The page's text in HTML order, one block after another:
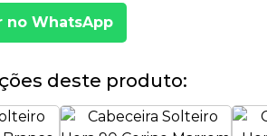
no WhatsApp
deste produto: